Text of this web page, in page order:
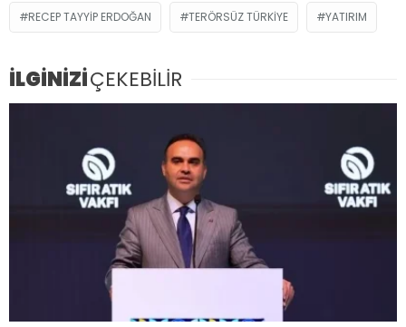
RECEP TAYYIP ERDOĞAN TERÖRSÜZ TÜRKIYE YATIRIM
İLGİNİZİÇEKEBİLİR